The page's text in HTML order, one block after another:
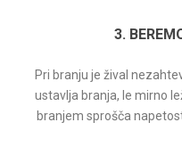
3.
Pri branju je žival
ustavlja branja, le mirno
branjem sprošča napetost